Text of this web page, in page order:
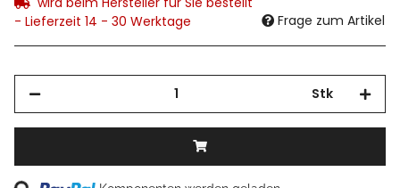
- Lieferzeit 14 - 30 Werktage
Frage zum Artikel
Stk